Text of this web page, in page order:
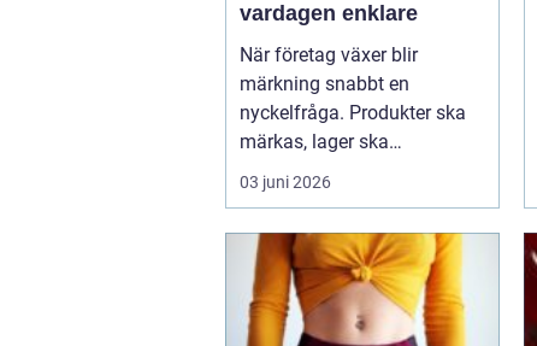
vardagen enklare
När företag växer blir
märkning snabbt en
nyckelfråga. Produkter ska
märkas, lager ska
organiseras o...
03 juni 2026